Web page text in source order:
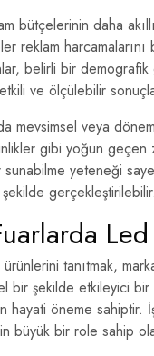
bütçelerinin daha
reklam
belirli bir
ve ölçülebilir
mevsimsel veya
gibi yoğun
sunabilme yeteneği
şekilde gerçekleştirilebilir.
tanıtmak,
şekilde etkileyici bir
hayati öneme
büyük bir role sahip